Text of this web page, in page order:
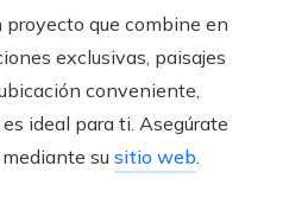
proyecto que combine en
exclusivas, paisajes
conveniente,
ideal para ti. Asegúrate
su sitio web